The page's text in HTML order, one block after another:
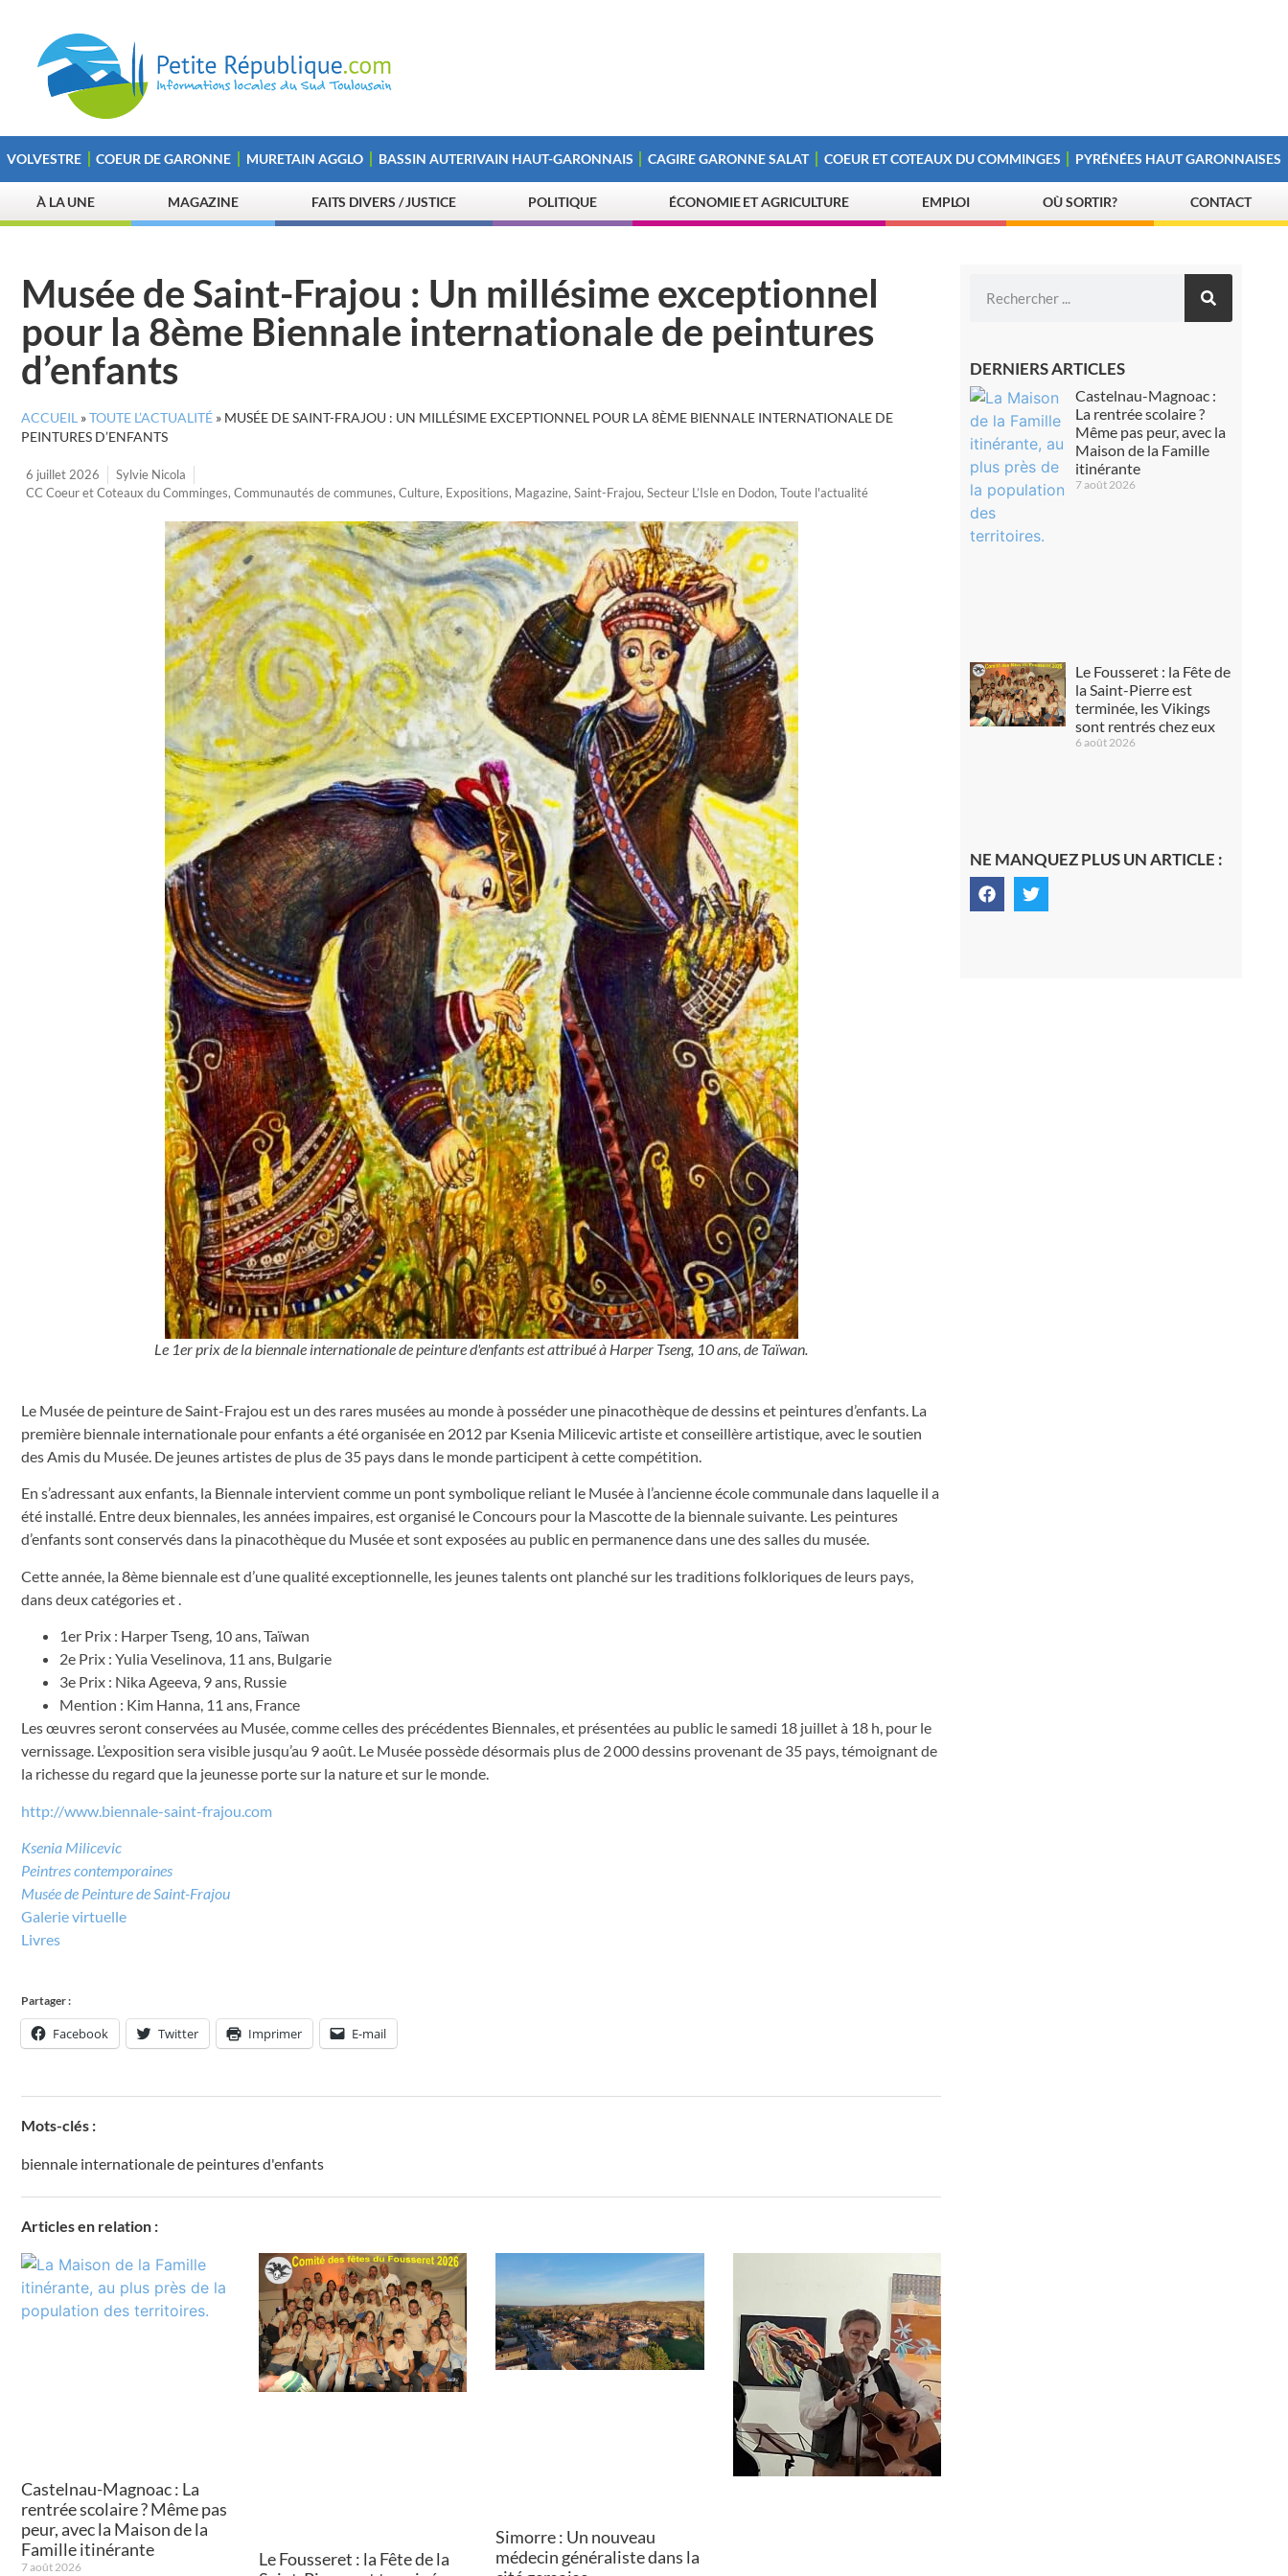
VOLVESTRE COEUR DE GARONNE MURETAIN AGGLO BASSIN AUTERIVAIN HAUT-GARONNAIS CAGIRE GARONNE SALAT COEUR ET COTEAUX DU COMMINGES PYRÉNÉES HAUT GARONNAISES
À LA UNE MAGAZINE FAITS DIVERS / JUSTICE POLITIQUE ÉCONOMIE ET AGRICULTURE EMPLOI OÙ SORTIR? CONTACT
Musée de Saint-Frajou : Un millésime exceptionnel
pour la 8ème Biennale internationale de peintures
d’enfants
ACCUEIL »TOUTE L’ACTUALITÉ » MUSÉE DE SAINT-FRAJOU : UN MILLÉSIME EXCEPTIONNEL POUR LA 8ÈME BIENNALE INTERNATIONALE DE
PEINTURES D’ENFANTS
6 juillet 2026
Sylvie Nicola
CC Coeur et Coteaux du Comminges, Communautés de communes, Culture, Expositions, Magazine, Saint-Frajou, Secteur L’Isle en Dodon, Toute l'actualité
Le 1er prix de la biennale internationale de peinture d'enfants est attribué à Harper Tseng, 10 ans, de Taïwan.
Le Musée de peinture de Saint-Frajou est un des rares musées au monde à posséder une pinacothèque de dessins et peintures d’enfants. La
première biennale internationale pour enfants a été organisée en 2012 par Ksenia Milicevic artiste et conseillère artistique, avec le soutien
des Amis du Musée. De jeunes artistes de plus de 35 pays dans le monde participent à cette compétition.
En s’adressant aux enfants, la Biennale intervient comme un pont symbolique reliant le Musée à l’ancienne école communale dans laquelle il a
été installé. Entre deux biennales, les années impaires, est organisé le Concours pour la Mascotte de la biennale suivante. Les peintures
d’enfants sont conservés dans la pinacothèque du Musée et sont exposées au public en permanence dans une des salles du musée.
Cette année, la 8ème biennale est d’une qualité exceptionnelle, les jeunes talents ont planché sur les traditions folkloriques de leurs pays,
dans deux catégories et .
1er Prix : Harper Tseng, 10 ans, Taïwan
2e Prix : Yulia Veselinova, 11 ans, Bulgarie
3e Prix : Nika Ageeva, 9 ans, Russie
Mention : Kim Hanna, 11 ans, France
Les œuvres seront conservées au Musée, comme celles des précédentes Biennales, et présentées au public le samedi 18 juillet à 18 h, pour le
vernissage. L’exposition sera visible jusqu’au 9 août. Le Musée possède désormais plus de 2 000 dessins provenant de 35 pays, témoignant de
la richesse du regard que la jeunesse porte sur la nature et sur le monde.
http://www.biennale-saint-frajou.com
Ksenia Milicevic
Peintres contemporaines
Musée de Peinture de Saint-Frajou
Galerie virtuelle
Livres
Partager :
Facebook Twitter Imprimer E-mail
Mots-clés :
biennale internationale de peintures d'enfants
Articles en relation :
Castelnau-Magnoac : La
rentrée scolaire ? Même pas
peur, avec la Maison de la
Famille itinérante
7 août 2026
Le Fousseret : la Fête de la
Simorre : Un nouveau
médecin généraliste dans la
DERNIERS ARTICLES
Castelnau-Magnoac :
La rentrée scolaire ?
Même pas peur, avec la
Maison de la Famille
itinérante
7 août 2026
Le Fousseret : la Fête de
la Saint-Pierre est
terminée, les Vikings
sont rentrés chez eux
6 août 2026
NE MANQUEZ PLUS UN ARTICLE :